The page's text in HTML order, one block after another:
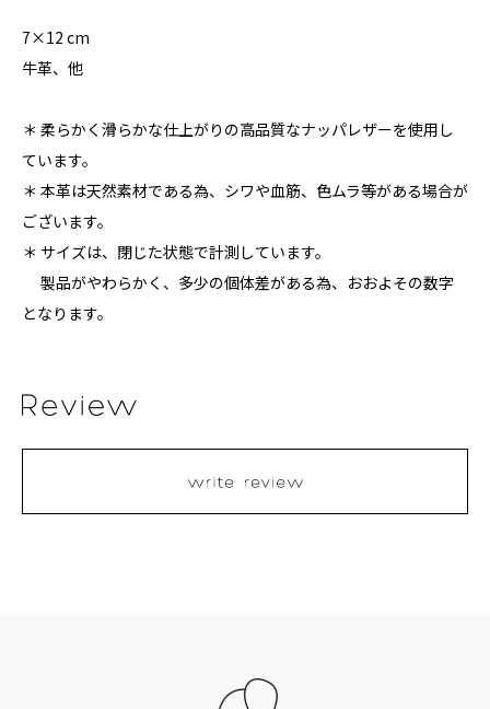
7×12 cm
牛革、他
＊ 柔らかく滑らかな仕上がりの高品質なナッパレザーを使用し
ています。
＊ 本革は天然素材である為、シワや血筋、色ムラ等がある場合が
ございます。
＊ サイズは、閉じた状態で計測しています。
製品がやわらかく、多少の個体差がある為、おおよその数字
となります。